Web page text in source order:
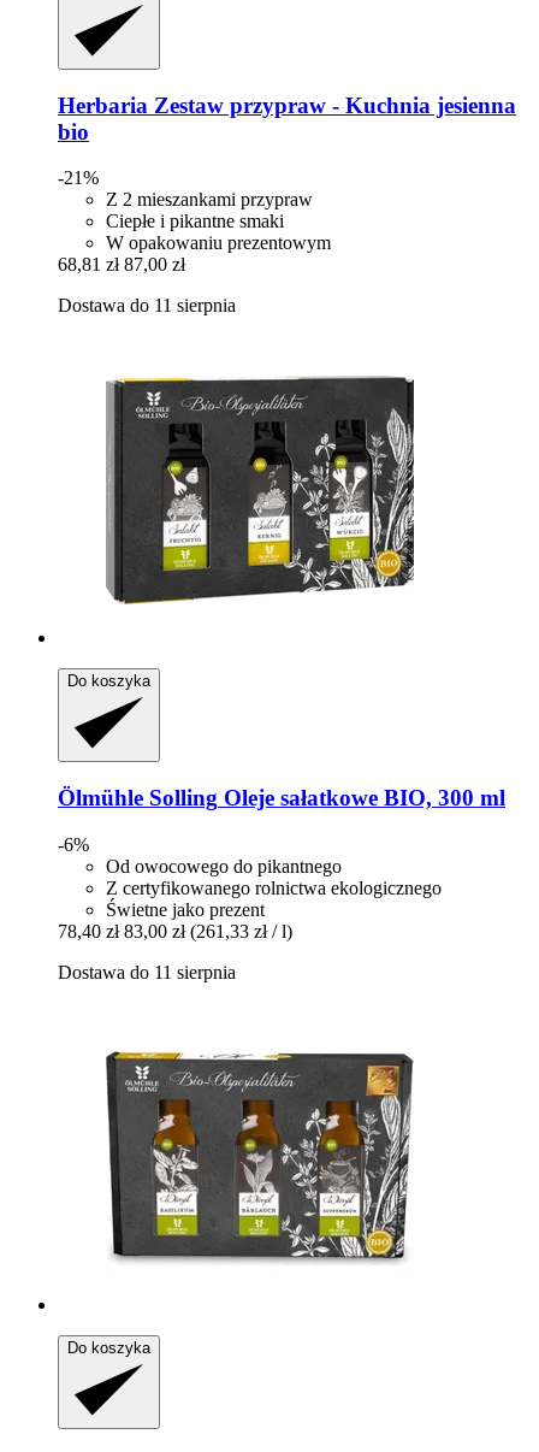
Herbaria Zestaw przypraw -​ Kuchnia jesienna
bio
-21%
Z 2 mieszankami przypraw
Ciepłe i pikantne smaki
W opakowaniu prezentowym
68,81 zł 87,00 zł
Dostawa do 11 sierpnia
Do koszyka
Ölmühle Solling Oleje sałatkowe BIO, 300 ml
-6%
Od owocowego do pikantnego
Z certyfikowanego rolnictwa ekologicznego
Świetne jako prezent
78,40 zł 83,00 zł (261,33 zł / l)
Dostawa do 11 sierpnia
Do koszyka